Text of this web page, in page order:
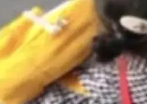
后续腾讯网平将
高性能通信组
中实现了一
擎（Engine），
越来越多企业已
过调用公有云模
效率。但随着 AI
向团队级、组织
中，对安全性、
求。 首先是数据
通研发场景，公
布《2025年人工
展示人工智能在
座、行业赋能、
大方向。深信服
入选！ 随着各行
算力构成形态逐
生变化：不只是
个时代的结
作者之一。
的作者之一。
科学家。 Jeff D